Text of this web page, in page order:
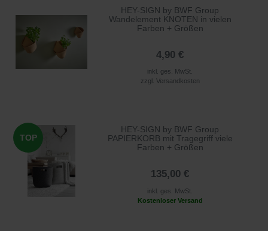
HEY-SIGN by BWF Group
Wandelement KNOTEN in vielen
Farben + Größen
4,90 €
inkl. ges. MwSt.
zzgl. Versandkosten
TOP
HEY-SIGN by BWF Group
PAPIERKORB mit Tragegriff viele
Farben + Größen
135,00 €
inkl. ges. MwSt.
Kostenloser Versand